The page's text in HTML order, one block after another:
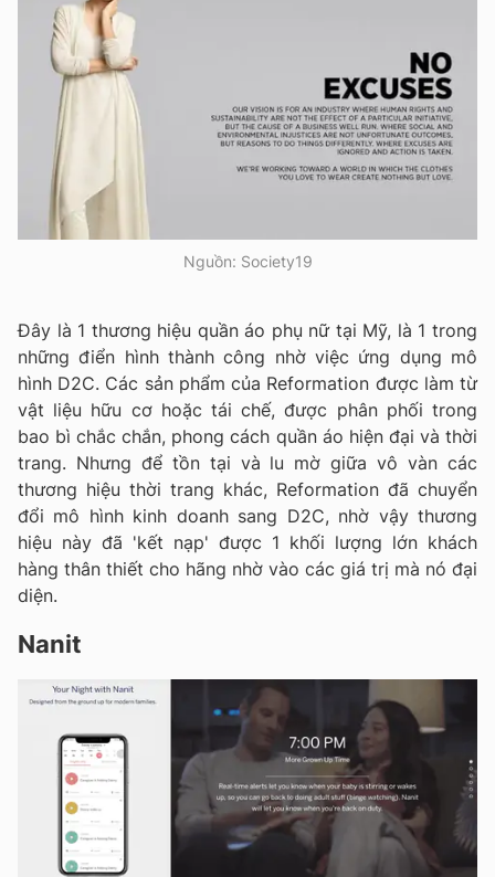
Nguồn: Society19
Đây là 1 thương hiệu quần áo phụ nữ tại Mỹ, là 1 trong
những điển hình thành công nhờ việc ứng dụng mô
hình D2C. Các sản phẩm của Reformation được làm từ
vật liệu hữu cơ hoặc tái chế, được phân phối trong
bao bì chắc chắn, phong cách quần áo hiện đại và thời
trang. Nhưng để tồn tại và lu mờ giữa vô vàn các
thương hiệu thời trang khác, Reformation đã chuyển
đổi mô hình kinh doanh sang D2C, nhờ vậy thương
hiệu này đã 'kết nạp' được 1 khối lượng lớn khách
hàng thân thiết cho hãng nhờ vào các giá trị mà nó đại
diện.
Nanit